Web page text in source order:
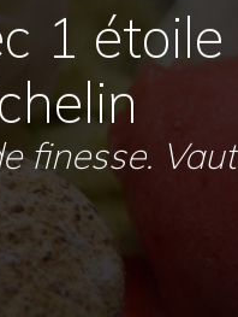
1 étoile
finesse. Vaut